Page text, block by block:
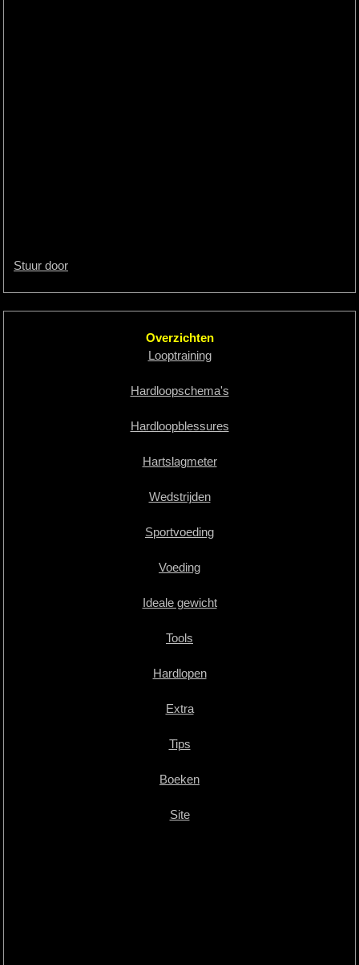
Stuur door
Overzichten
Looptraining
Hardloopschema's
Hardloopblessures
Hartslagmeter
Wedstrijden
Sportvoeding
Voeding
Ideale gewicht
Tools
Hardlopen
Extra
Tips
Boeken
Site